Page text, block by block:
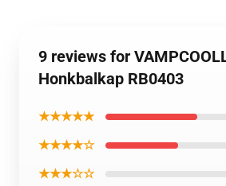
9 reviews for
Honkbalkap RB0403
★★★★★
★★★★☆
★★★☆☆